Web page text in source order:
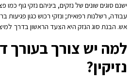
ישנם סוגים שונים של נזקים, ביניהם נזקי גוף כמו
עבודה, רשלנות רפואית; ונזקי רכוש כגון פגיעות
אש. הבנת סוג הנזק היא הצעד הראשון בדרך
למה יש צורך בעורך
נזיקין?